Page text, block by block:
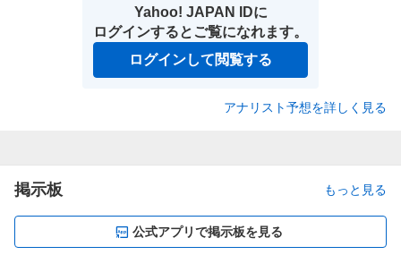
Yahoo! JAPAN IDに
ログインするとご覧になれます。
ログインして閲覧する
アナリスト予想を詳しく見る
掲示板 もっと見る
公式アプリで掲示板を見る